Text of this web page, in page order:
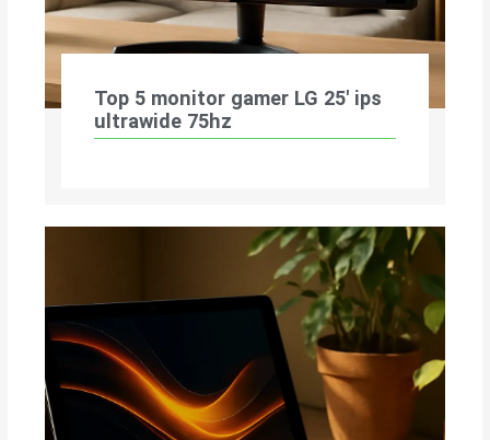
Top 5 monitor gamer LG 25′ ips
ultrawide 75hz